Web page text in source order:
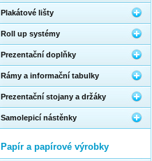
Plakátové lišty
Roll up systémy
Prezentační doplňky
Rámy a informační tabulky
Prezentační stojany a držáky
Samolepicí nástěnky
Papír a papírové výrobky